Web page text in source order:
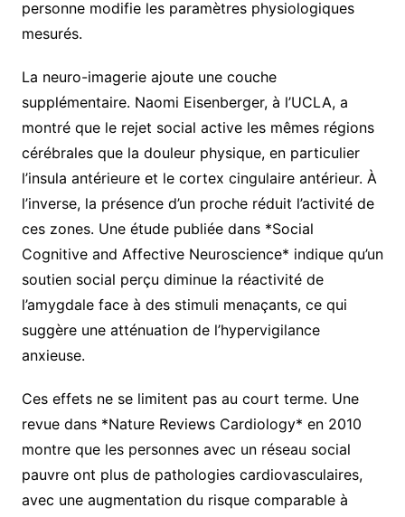
personne modifie les paramètres physiologiques
mesurés.
La neuro-imagerie ajoute une couche
supplémentaire. Naomi Eisenberger, à l’UCLA, a
montré que le rejet social active les mêmes régions
cérébrales que la douleur physique, en particulier
l’insula antérieure et le cortex cingulaire antérieur. À
l’inverse, la présence d’un proche réduit l’activité de
ces zones. Une étude publiée dans *Social
Cognitive and Affective Neuroscience* indique qu’un
soutien social perçu diminue la réactivité de
l’amygdale face à des stimuli menaçants, ce qui
suggère une atténuation de l’hypervigilance
anxieuse.
Ces effets ne se limitent pas au court terme. Une
revue dans *Nature Reviews Cardiology* en 2010
montre que les personnes avec un réseau social
pauvre ont plus de pathologies cardiovasculaires,
avec une augmentation du risque comparable à